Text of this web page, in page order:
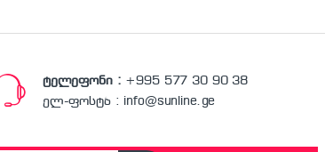
ტელეფონი : +995 577 30 90 38
ელ-ფოსტა : info@sunline.ge